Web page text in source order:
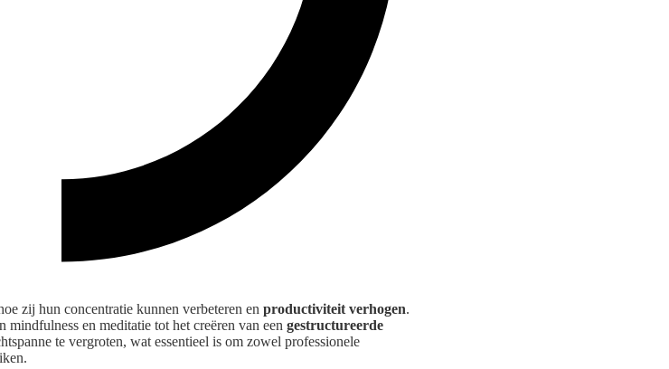
zij hun concentratie kunnen verbeteren en productiviteit verhogen.
en meditatie tot het creëren van een gestructureerde
te vergroten, wat essentieel is om zowel professionele